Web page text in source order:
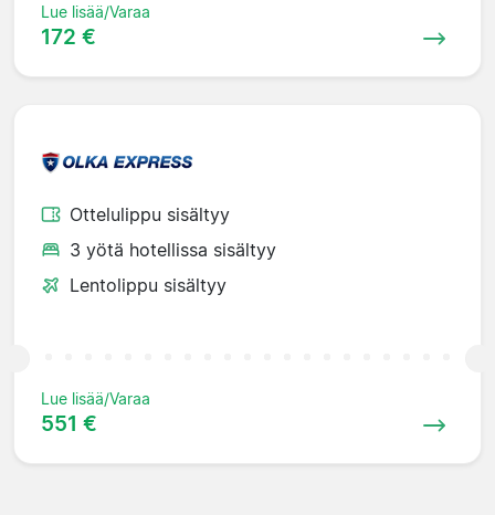
Lue lisää/Varaa
172 €
Ottelulippu sisältyy
3 yötä hotellissa sisältyy
Lentolippu sisältyy
Lue lisää/Varaa
551 €